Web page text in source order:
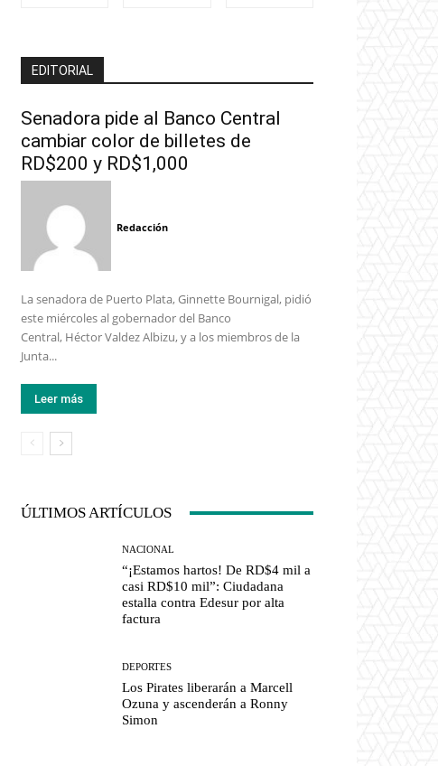
EDITORIAL
Senadora pide al Banco Central
cambiar color de billetes de
RD$200 y RD$1,000
Redacción
La senadora de Puerto Plata, Ginnette Bournigal, pidió
este miércoles al gobernador del Banco
Central, Héctor Valdez Albizu, y a los miembros de la
Junta...
Leer más
ÚLTIMOS ARTÍCULOS
NACIONAL
“¡Estamos hartos! De RD$4 mil a
casi RD$10 mil”: Ciudadana
estalla contra Edesur por alta
factura
DEPORTES
Los Pirates liberarán a Marcell
Ozuna y ascenderán a Ronny
Simon